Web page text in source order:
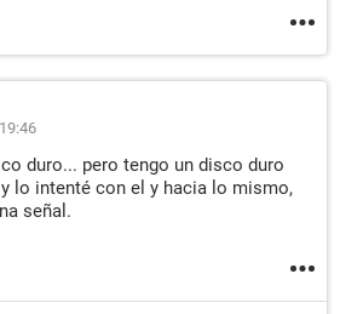
duro... pero tengo un disco duro
lo intenté con el y hacia lo mismo,
señal.